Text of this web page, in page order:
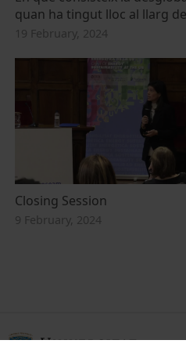
quan ha tingut lloc al llarg
19 February, 2024
Closing Session
9 February, 2024